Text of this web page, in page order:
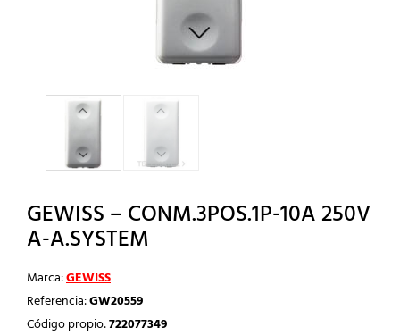
GEWISS – CONM.3POS.1P-10A 250V
A-A.SYSTEM
Marca:GEWISS
Referencia:GW20559
Código propio:722077349